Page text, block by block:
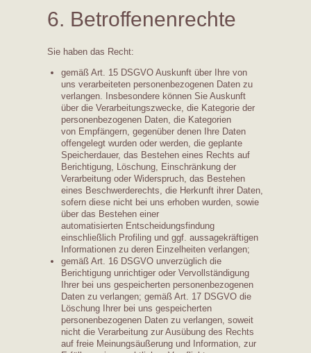
6. Betroffenenrechte
Sie haben das Recht:
gemäß Art. 15 DSGVO Auskunft über Ihre von
uns verarbeiteten personenbezogenen Daten zu
verlangen. Insbesondere können Sie Auskunft
über die Verarbeitungszwecke, die Kategorie der
personenbezogenen Daten, die Kategorien
von Empfängern, gegenüber denen Ihre Daten
offengelegt wurden oder werden, die geplante
Speicherdauer, das Bestehen eines Rechts auf
Berichtigung, Löschung, Einschränkung der
Verarbeitung oder Widerspruch, das Bestehen
eines Beschwerderechts, die Herkunft ihrer Daten,
sofern diese nicht bei uns erhoben wurden, sowie
über das Bestehen einer
automatisierten Entscheidungsfindung
einschließlich Profiling und ggf. aussagekräftigen
Informationen zu deren Einzelheiten verlangen;
gemäß Art. 16 DSGVO unverzüglich die
Berichtigung unrichtiger oder Vervollständigung
Ihrer bei uns gespeicherten personenbezogenen
Daten zu verlangen; gemäß Art. 17 DSGVO die
Löschung Ihrer bei uns gespeicherten
personenbezogenen Daten zu verlangen, soweit
nicht die Verarbeitung zur Ausübung des Rechts
auf freie Meinungsäußerung und Information, zur